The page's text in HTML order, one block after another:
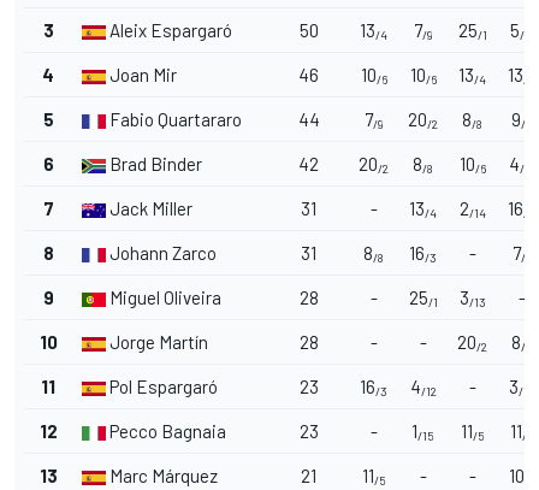
3 Aleix Espargaró 50 13/4 7/9 25/1 5/11
4 Joan Mir 46 10/6 10/6 13/4 13/4
5 Fabio Quartararo 44 7/9 20/2 8/8 9/7
6 Brad Binder 42 20/2 8/8 10/6 4/12
7 Jack Miller 31 - 13/4 2/14 16/3
8 Johann Zarco 31 8/8 16/3 - 7/9
9 Miguel Oliveira 28 - 25/1 3/13 -
10 Jorge Martín 28 - - 20/2 8/8
11 Pol Espargaró 23 16/3 4/12 - 3/13
12 Pecco Bagnaia 23 - 1/15 11/5 11/5
13 Marc Márquez 21 11/5 - - 10